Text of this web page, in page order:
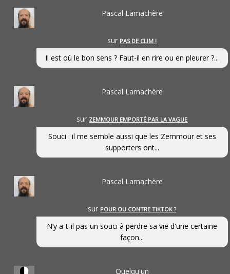
Pascal Lamachère
sur PAS DE CLIM !
Il est où le bon sens ? Faut-il en rire ou en pleurer ?...
Pascal Lamachère
sur ZEMMOUR EMPORTÉ PAR LA VAGUE
Souci : il me semble aussi que les Zemmour et ses
supporters ont...
Pascal Lamachère
sur POUR OU CONTRE TIKTOK ?
N’y a-t-il pas un souci à perdre sa vie d'une certaine
façon...
Quelqu'un